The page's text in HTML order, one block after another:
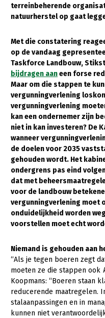
Geitenhouderij
Konijnenhouderij
Melkveehouderij
Paardenhouderij
Pluimveehouderij
Schapenhouderij
Varkenshouderij
Vleesveehouderij
Akkerbouw
Bollenteelt
Bomen, vaste planten
Fruitteelt
Glastuinbouw
Paddenstoelen
Vollegrondsgroente
Multifunctionele
Vrouw en Bedrijf
Nieuws
Nieuwsabonnement
Webinars
Over LTO
LTO Nederland
Mensen
Bestuur en Directie
Medewerkers
Vakgroepbestuurders
Jaarverslag 2023
Vacatures
Pers
Contact
terreinbeherende
natuurherstel op gaat
Met die constatering
op de vandaag
Taskforce Landbouw,
bijdragen aaneen forse
Maar om die stappen te
vergunningverlening
vergunningverlening
kan een ondernemer zijn
niet in kan investeren? De
wanneer
de doelen voor 2035
gehouden wordt. Het
ondergrens pas eind
dat met
voor de landbouw
vergunningverlening moet
onduidelijkheid worden
voorstellen moet echt
Niemand is gehouden aan
“Als je tegen boeren zegt
moeten ze die stappen ook
Koopmans: “Boeren staan
reducerende maatregelen.
stalaanpassingen en in
kunnen niet